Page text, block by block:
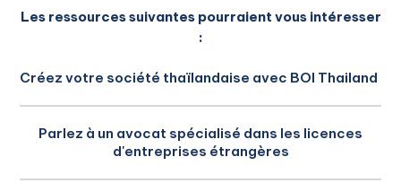
Les ressources suivantes pourraient vous intéresser
:
Créez votre société thaïlandaise avec BOI Thailand
Parlez à un avocat spécialisé dans les licences
d'entreprises étrangères